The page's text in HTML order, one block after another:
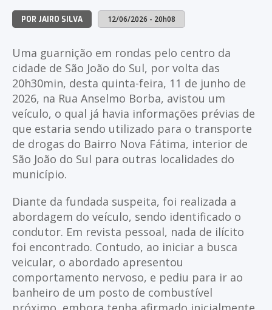
POR JAIRO SILVA 12/06/2026 - 20h08
Uma guarnição em rondas pelo centro da
cidade de São João do Sul, por volta das
20h30min, desta quinta-feira, 11 de junho de
2026, na Rua Anselmo Borba, avistou um
veículo, o qual já havia informações prévias de
que estaria sendo utilizado para o transporte
de drogas do Bairro Nova Fátima, interior de
São João do Sul para outras localidades do
município.
Diante da fundada suspeita, foi realizada a
abordagem do veículo, sendo identificado o
condutor. Em revista pessoal, nada de ilícito
foi encontrado. Contudo, ao iniciar a busca
veicular, o abordado apresentou
comportamento nervoso, e pediu para ir ao
banheiro de um posto de combustível